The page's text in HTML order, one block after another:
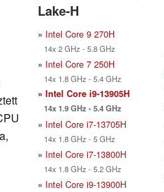
Lake-H
» Intel Core 9 270H
14x 2 GHz - 5.8 GHz
» Intel Core 7 250H
14x 1.8 GHz - 5.4 GHz
» Intel Core i9-13905H
14x 1.9 GHz - 5.4 GHz
» Intel Core i7-13705H
14x 1.8 GHz - 5 GHz
» Intel Core i7-13800H
14x 1.8 GHz - 5.2 GHz
» Intel Core i9-13900H